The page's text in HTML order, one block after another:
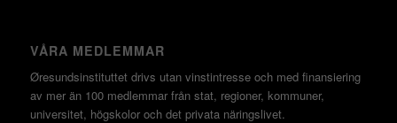
VÅRA MEDLEMMAR
Øresundsinstituttet drivs utan vinst­intresse och med finansiering
av mer än 100 medlemmar från stat, regioner, kommuner,
universitet, högskolor och det privata näringslivet.